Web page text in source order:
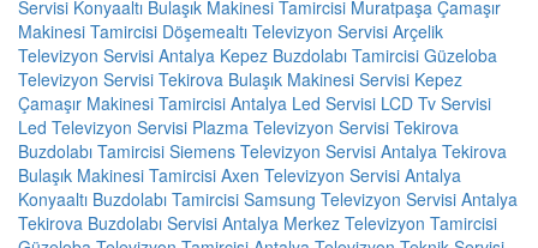
Servisi Konyaaltı Bulaşık Makinesi Tamircisi Muratpaşa Çamaşır
Makinesi Tamircisi Döşemealtı Televizyon Servisi Arçelik
Televizyon Servisi Antalya Kepez Buzdolabı Tamircisi Güzeloba
Televizyon Servisi Tekirova Bulaşık Makinesi Servisi Kepez
Çamaşır Makinesi Tamircisi Antalya Led Servisi LCD Tv Servisi
Led Televizyon Servisi Plazma Televizyon Servisi Tekirova
Buzdolabı Tamircisi Siemens Televizyon Servisi Antalya Tekirova
Bulaşık Makinesi Tamircisi Axen Televizyon Servisi Antalya
Konyaaltı Buzdolabı Tamircisi Samsung Televizyon Servisi Antalya
Tekirova Buzdolabı Servisi Antalya Merkez Televizyon Tamircisi